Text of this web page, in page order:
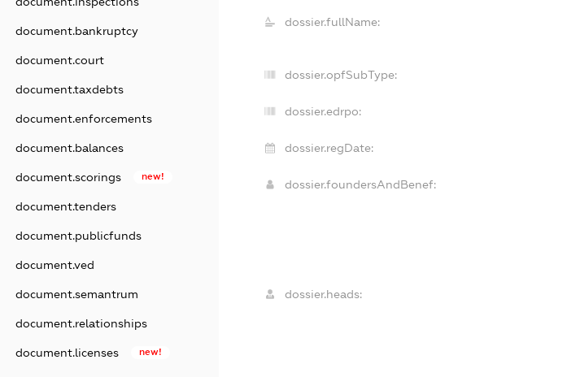
document.bankruptcy
document.court
document.taxdebts
document.enforcements
document.balances
document.scorings new!
document.tenders
document.publicfunds
document.ved
document.semantrum
document.relationships
document.licenses new!
dossier.fullName:
dossier.opfSubType:
dossier.edrpo:
dossier.regDate:
dossier.foundersAndBenef:
dossier.heads: